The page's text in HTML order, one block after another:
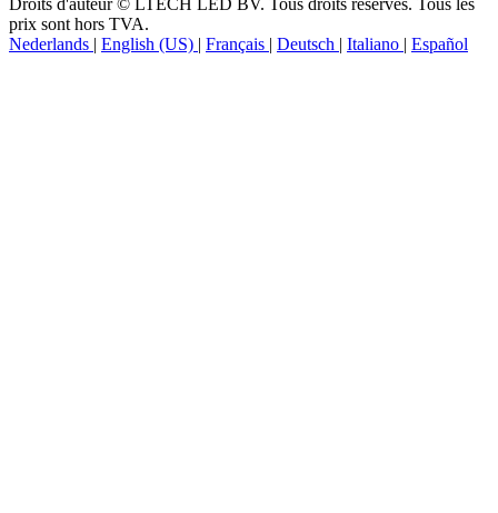
Droits d'auteur © LTECH LED BV. Tous droits réservés. Tous les
prix sont hors TVA.
Nederlands | English (US) | Français | Deutsch | Italiano | Español